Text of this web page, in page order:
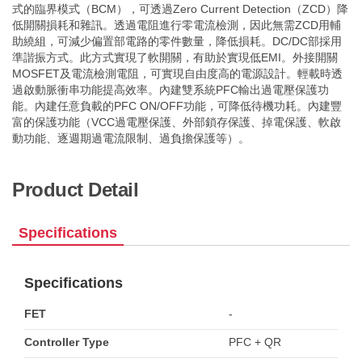
式的臨界模式（BCM），可透過Zero Current Detection（ZCD）降
低開關損耗和雜訊。透過電阻進行零電流檢測，因此無需ZCD用輔
助繞組，可減少偏置部電路的零件數量，降低損耗。DC/DC部採用
準諧振方式。此方式實現了軟開關，有助於實現低EMI。外接開關
MOSFET及電流檢測電阻，可實現自由度高的電源設計。輕載時透
過啟動脈衝串功能提高效率。內建雙系統PFC輸出過電壓保護功
能。內建任意負載的PFC ON/OFF功能，可降低待機功耗。內建豐
富的保護功能（VCC過電壓保護、外部鎖存保護、掉電保護、軟啟
動功能、逐週期過電流限制、過負擔保護等）。
Product Detail
Specifications
Specifications
FET -
Controller Type PFC + QR